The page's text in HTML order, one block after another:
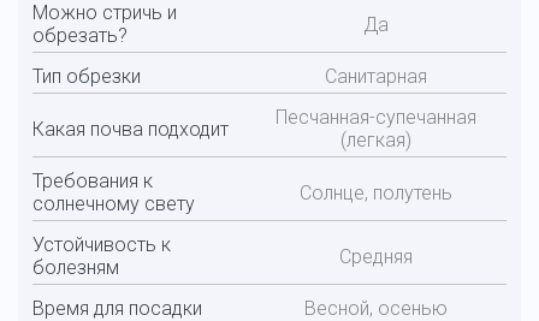
Можно стричь и
обрезать?
Да
Тип обрезки Санитарная
Какая почва подходит
Песчанная-супечанная
(легкая)
Требования к
солнечному свету
Солнце, полутень
Устойчивость к
болезням
Средняя
Время для посадки Весной, осенью